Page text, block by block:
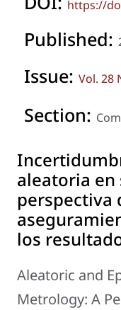
https://
Published:
Issue: Vol. 28
Section:
aleatoria
perspectiva
los
Aleatoric and
Metrology: A